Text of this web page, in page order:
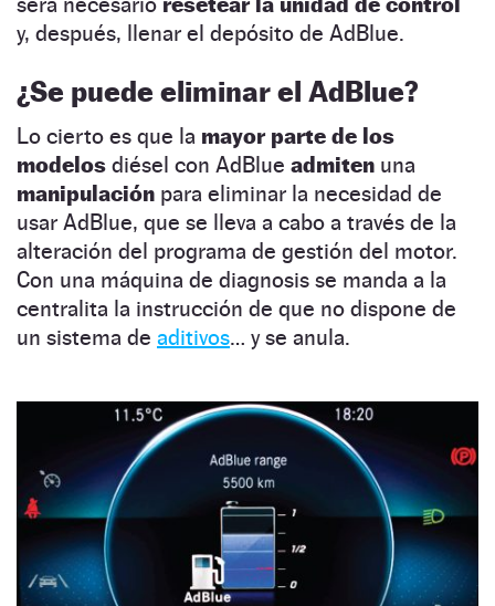
y, después, llenar el depósito de AdBlue.
¿Se puede eliminar el AdBlue?
Lo cierto es que la mayor parte de los
modelos diésel con AdBlue admiten una
manipulación para eliminar la necesidad de
usar AdBlue, que se lleva a cabo a través de la
alteración del programa de gestión del motor.
Con una máquina de diagnosis se manda a la
centralita la instrucción de que no dispone de
un sistema de aditivos… y se anula.